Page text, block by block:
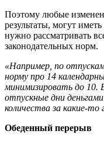
Поэтому любые
результаты, могут
нужно рассматривать
законодательных норм.
«Например, по
норму про 14
минимизировать до
отпускные дни
количества за какие-то
Обеденный перерыв